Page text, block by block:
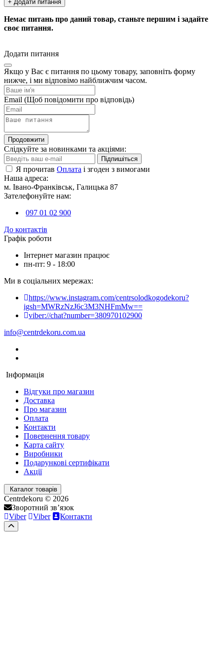
+ Додати питання
Немає питань про даний товар, станьте першим і задайте
своє питання.
Додати питання
Якщо у Вас є питання по цьому товару, заповніть форму
нижче, і ми відповімо найближчим часом.
Email (Щоб повідомити про відповідь)
Продовжити
Слідкуйте за новинками та акціями:
Підпишіться
Я прочитав Оплата і згоден з вимогами
Наша адреса:
м. Івано-Франківськ, Галицька 87
Зателефонуйте нам:
097 01 02 900
До контактів
Графік роботи
Інтернет магазин працює
пн-пт: 9 - 18:00
Ми в соціальних мережах:
https://www.instagram.com/centrsolodkogodekoru?
igsh=MWRzNzJ6c3M3NHFmMw==
viber://chat?number=380970102900
info@centrdekoru.com.ua
Інформація
Відгуки про магазин
Доставка
Про магазин
Оплата
Контакти
Повернення товару
Карта сайту
Виробники
Подарункові сертифікати
Акції
Каталог товарів
Centrdekoru © 2026
Зворотний зв’язок
Viber
Viber Контакти